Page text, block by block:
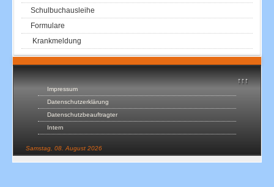
↑↑↑
Impressum
Datenschutzerklärung
Datenschutzbeauftragter
Intern
Samstag, 08. August 2026
Schulbuchausleihe
Formulare
Krankmeldung